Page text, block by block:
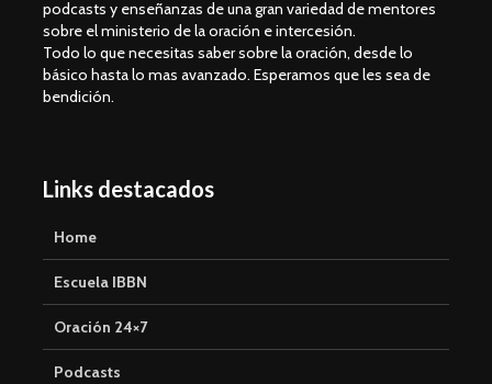
podcasts y enseñanzas de una gran variedad de mentores
sobre el ministerio de la oración e intercesión.
Todo lo que necesitas saber sobre la oración, desde lo
básico hasta lo mas avanzado. Esperamos que les sea de
bendición.
Links destacados
Home
Escuela IBBN
Oración 24×7
Podcasts